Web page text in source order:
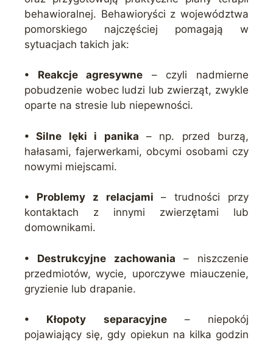
behawioralnej. Behawioryści z województwa
pomorskiego najczęściej pomagają w
sytuacjach takich jak:
• Reakcje agresywne – czyli nadmierne
pobudzenie wobec ludzi lub zwierząt, zwykle
oparte na stresie lub niepewności.
• Silne lęki i panika – np. przed burzą,
hałasami, fajerwerkami, obcymi osobami czy
nowymi miejscami.
• Problemy z relacjami – trudności przy
kontaktach z innymi zwierzętami lub
domownikami.
• Destrukcyjne zachowania – niszczenie
przedmiotów, wycie, uporczywe miauczenie,
gryzienie lub drapanie.
• Kłopoty separacyjne– niepokój
pojawiający się, gdy opiekun na kilka godzin